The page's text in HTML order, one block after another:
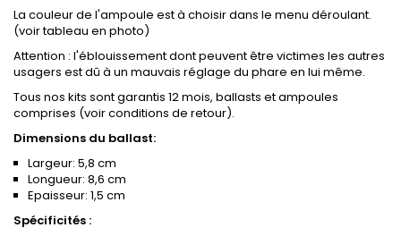
La couleur de l'ampoule est à choisir dans le menu déroulant.
(voir tableau en photo)
Attention : l'éblouissement dont peuvent être victimes les autres
usagers est dû à un mauvais réglage du phare en lui même.
Tous nos kits sont garantis 12 mois, ballasts et ampoules
comprises (voir conditions de retour).
Dimensions du ballast:
Largeur: 5,8 cm
Longueur: 8,6 cm
Epaisseur: 1,5 cm
Spécificités :